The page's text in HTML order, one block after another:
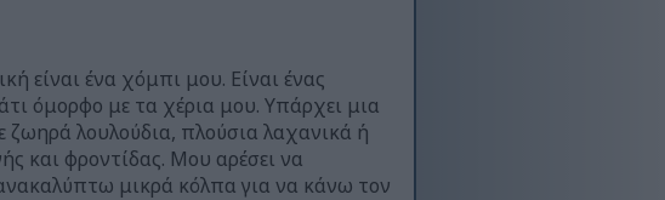
είναι ένα χόμπι μου. Είναι ένας
όμορφο με τα χέρια μου. Υπάρχει μια
ζωηρά λουλούδια, πλούσια λαχανικά ή
και φροντίδας. Μου αρέσει να
μικρά κόλπα για να κάνω τον